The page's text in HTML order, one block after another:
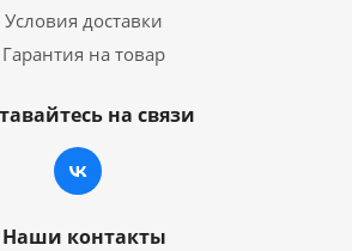
Условия доставки
Гарантия на товар
на связи
Наши контакты